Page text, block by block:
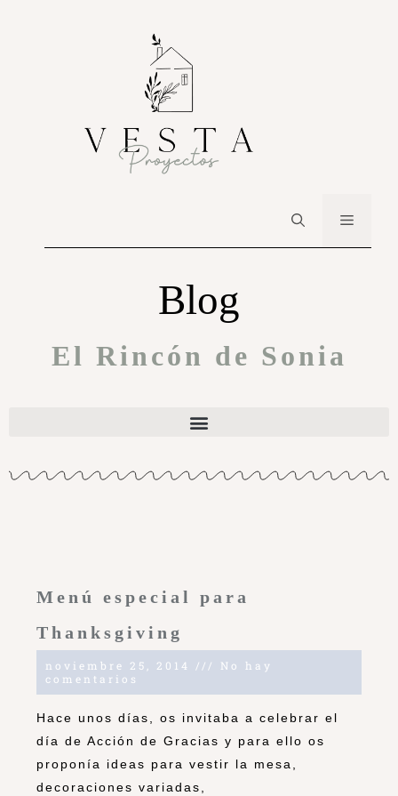
Blog
El Rincón de Sonia
Menú especial para
Thanksgiving
noviembre 25, 2014
No hay
comentarios
Hace unos días, os invitaba a celebrar el
día de Acción de Gracias y para ello os
proponía ideas para vestir la mesa,
decoraciones variadas,